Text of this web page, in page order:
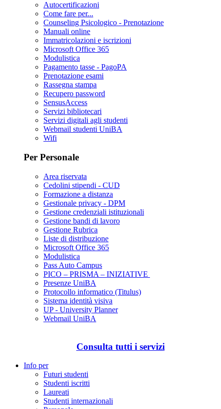
Autocertificazioni
Come fare per...
Counseling Psicologico - Prenotazione
Manuali online
Immatricolazioni e iscrizioni
Microsoft Office 365
Modulistica
Pagamento tasse - PagoPA
Prenotazione esami
Rassegna stampa
Recupero password
SensusAccess
Servizi bibliotecari
Servizi digitali agli studenti
Webmail studenti UniBA
Wifi
Per Personale
Area riservata
Cedolini stipendi - CUD
Formazione a distanza
Gestionale privacy - DPM
Gestione credenziali istituzionali
Gestione bandi di lavoro
Gestione Rubrica
Liste di distribuzione
Microsoft Office 365
Modulistica
Pass Auto Campus
PICO – PRISMA – INIZIATIVE
Presenze UniBA
Protocollo informatico (Titulus)
Sistema identità visiva
UP - University Planner
Webmail UniBA
Consulta tutti i servizi
Info per
Futuri studenti
Studenti iscritti
Laureati
Studenti internazionali